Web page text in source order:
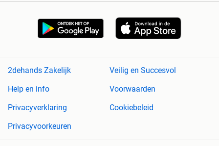
2dehands Zakelijk
Veilig en Succesvol
Help en info
Voorwaarden
Privacyverklaring
Cookiebeleid
Privacyvoorkeuren